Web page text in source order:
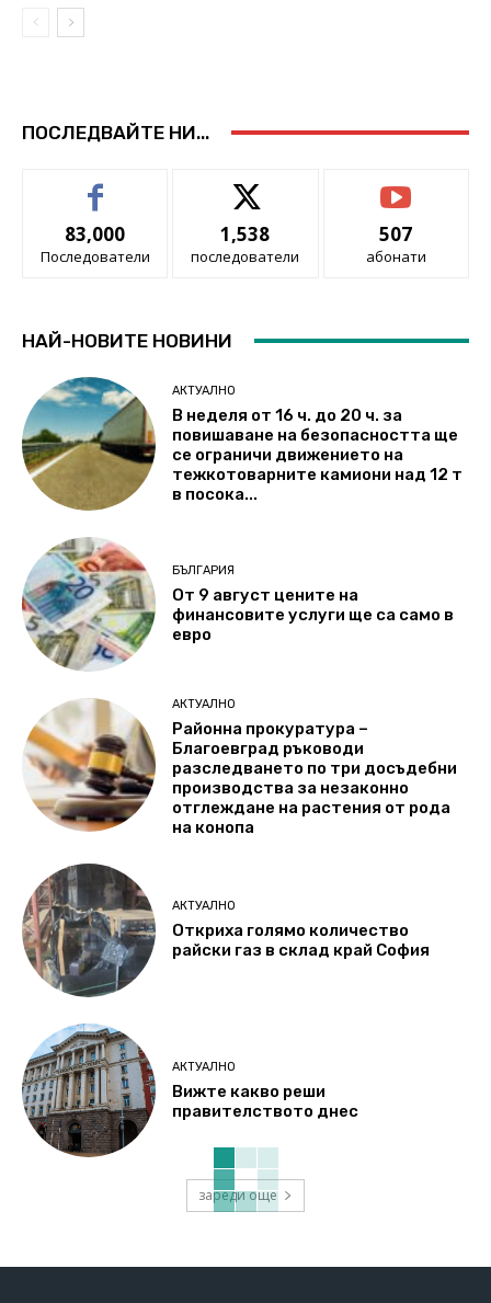
ПОСЛЕДВАЙТЕ НИ...
83,000
Последователи
1,538
последователи
507
абонати
НАЙ-НОВИТЕ НОВИНИ
АКТУАЛНО
В неделя от 16 ч. до 20 ч. за
повишаване на безопасността ще
се ограничи движението на
тежкотоварните камиони над 12 т
в посока...
БЪЛГАРИЯ
От 9 август цените на
финансовите услуги ще са само в
евро
АКТУАЛНО
Районна прокуратура –
Благоевград ръководи
разследването по три досъдебни
производства за незаконно
отглеждане на растения от рода
на конопа
АКТУАЛНО
Откриха голямо количество
райски газ в склад край София
АКТУАЛНО
Вижте какво реши
правителството днес
зареди още